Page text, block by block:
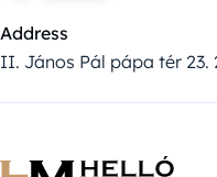
Address
II. János Pál pápa tér 23.